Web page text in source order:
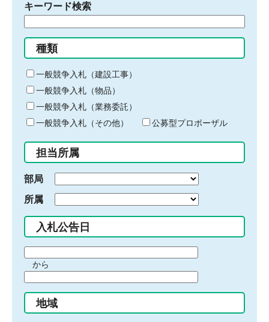
キーワード検索
る
キ
ー
ワ
ー
ド
入
力
種類
一般競争入札（建設工事）
一般競争入札（物品）
一般競争入札（業務委託）
一般競争入札（その他）
公募型プロポーザル
担当所属
部局
所属
入札公告日
間
始
り
から
間
終
地域